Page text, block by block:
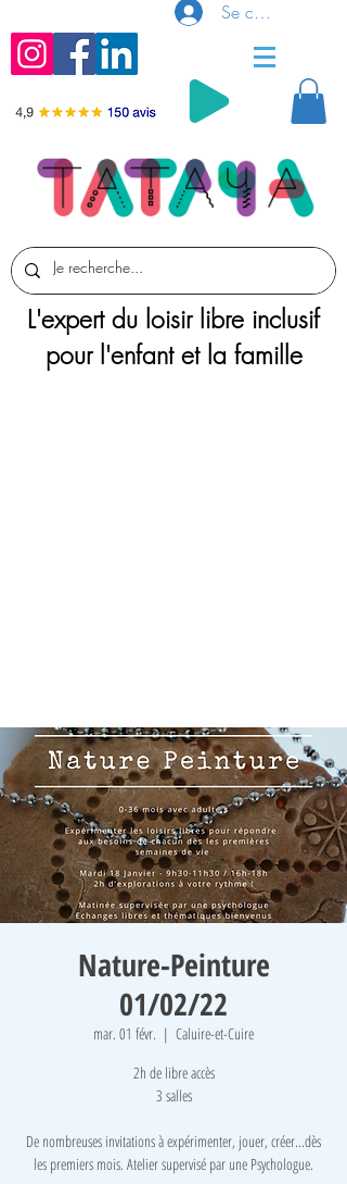
Se connecter
L'expert du loisir libre inclusif
pour l'enfant et la famille
Nature-Peinture
01/02/22
mar. 01 févr.
  |
Caluire-et-Cuire
2h de libre accès
3 salles
De nombreuses invitations à expérimenter, jouer, créer...dès
les premiers mois. Atelier supervisé par une Psychologue.